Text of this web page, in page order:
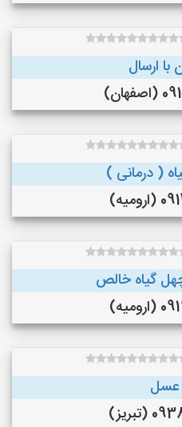
ارسال
( درمانی )
گیاه خالص
عسل